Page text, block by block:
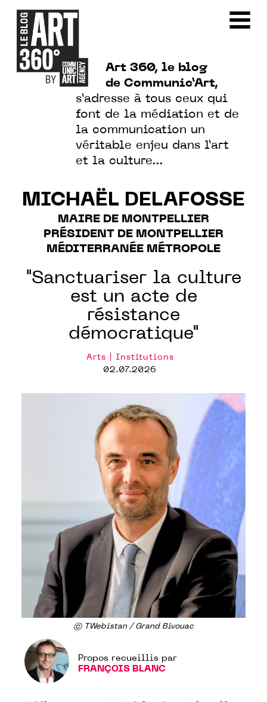
Art 360, le blog
de Communic’Art,
s’adresse à tous ceux qui
font de la médiation et de
la communication un
véritable enjeu dans l’art
et la culture…
MICHAËL DELAFOSSE
MAIRE DE MONTPELLIER
PRÉSIDENT DE MONTPELLIER
MÉDITERRANÉE MÉTROPOLE
"Sanctuariser la culture
est un acte de
résistance
démocratique"
Arts | Institutions
02.07.2026
© TWebistan / Grand Bivouac
Propos recueillis par
FRANÇOIS BLANC